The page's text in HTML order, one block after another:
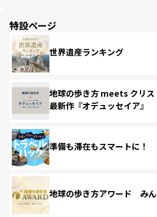
特設ページ
世界遺産ランキング
地球の歩き方 meets クリス
最新作『オデュッセイア』
準備も滞在もスマートに！
地球の歩き方アワード みん